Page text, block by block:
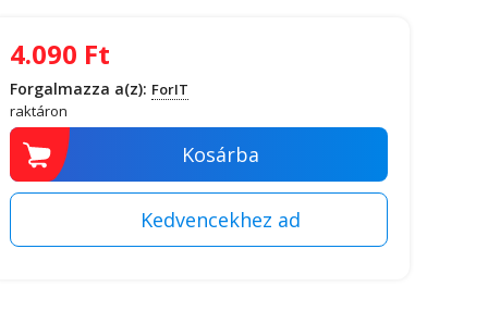
4.090 Ft
Forgalmazza a(z): ForIT
raktáron
Kosárba